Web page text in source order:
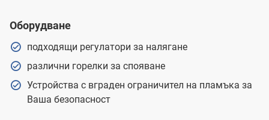
Оборудване
подходящи регулатори за налягане
различни горелки за спояване
Устройства с вграден ограничител на пламъка за
Ваша безопасност